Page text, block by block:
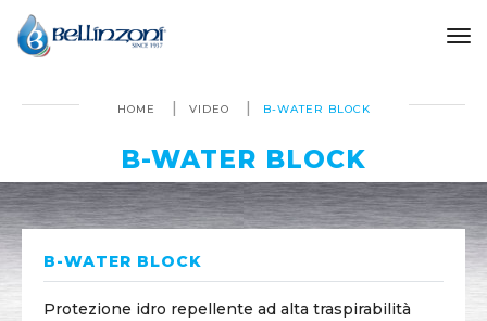
HOME VIDEO B-WATER BLOCK
B-WATER BLOCK
B-WATER BLOCK
Protezione idro repellente ad alta traspirabilità